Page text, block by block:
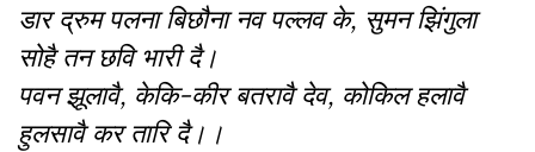
डार द्रुम पलना बिछौना नव पल्लव के, सुमन झिंगुला
सोहै तन छवि भारी दै।
पवन झूलावै, केकि-कीर बतरावै देव, कोकिल हलावै
हुलसावै कर तारि दै।।